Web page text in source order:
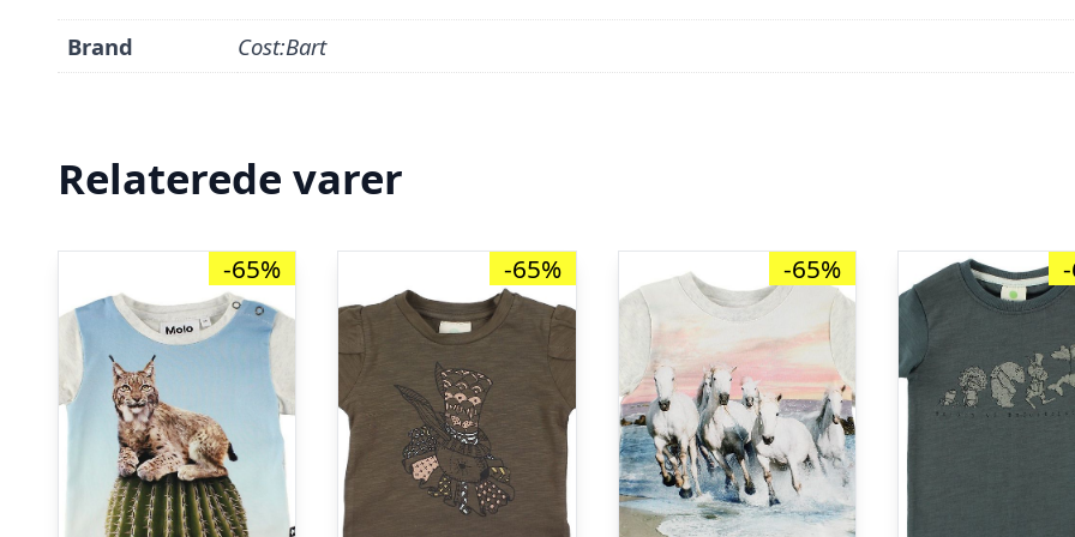
Brand Cost:Bart
Relaterede varer
-65% -65% -65%